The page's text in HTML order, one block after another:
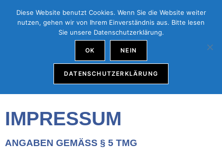
MENÜ
IMPRESSUM
ANGABEN GEMÄSS § 5 TMG
Diese Website benutzt Cookies. Wenn Sie die Website weiter
nutzen, gehen wir von Ihrem Einverständnis aus. Bitte lesen
Sie unsere Datenschutzerklärung.
OK NEIN
DATENSCHUTZERKLÄRUNG